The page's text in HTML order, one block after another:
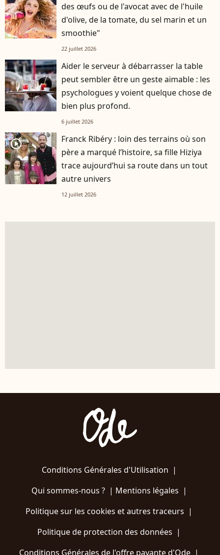
des œufs ou de l'avocat avec de l'huile
d'olive, de la tomate, du sel marin et un
smoothie"
22 juillet 2026
Aider le serveur à débarrasser la table
peut sembler être un geste aimable : les
psychologues y voient quelque chose de
bien plus profond.
6 juillet 2026
player2
Franck Ribéry : loin des terrains où son
père a marqué l’histoire, sa fille Hiziya
trace aujourd’hui sa route dans un tout
autre univers
12 juillet 2026
Conditions Générales d'Utilisation |
Qui sommes-nous ?| Mentions légales |
Politique sur les cookies et autres traceurs |
Politique de protection des données |
Conditions Générales de l'offre payante d'Ode |